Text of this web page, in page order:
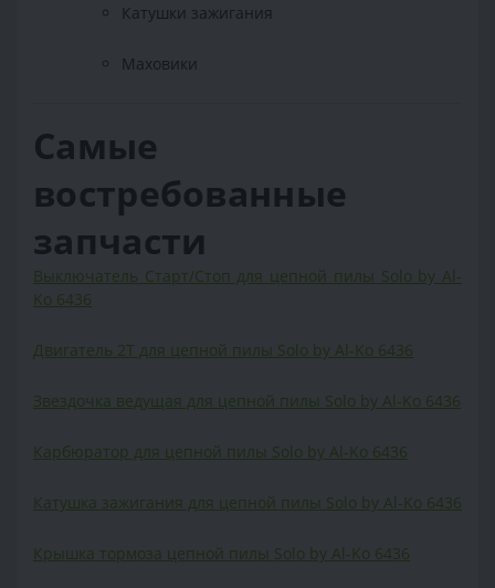
Катушки зажигания
Маховики
Самые
востребованные
запчасти
Выключатель Старт/Стоп для цепной пилы Solo by Al-
Ko 6436
Двигатель 2Т для цепной пилы Solo by Al-Ko 6436
Звездочка ведущая для цепной пилы Solo by Al-Ko 6436
Карбюратор для цепной пилы Solo by Al-Ko 6436
Катушка зажигания для цепной пилы Solo by Al-Ko 6436
Крышка тормоза цепной пилы Solo by Al-Ko 6436